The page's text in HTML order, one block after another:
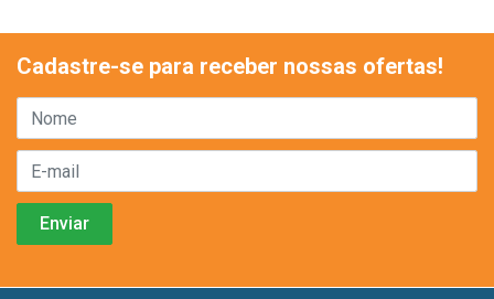
Cadastre-se para receber nossas ofertas!